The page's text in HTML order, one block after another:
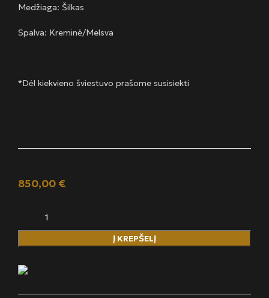
Medžiaga: Šilkas
Spalva: Kreminė/Melsva
*Dėl kiekvieno šviestuvo prašome susisiekti
850,00 €
Į KREPŠELĮ